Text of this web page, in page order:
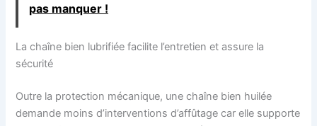
pas manquer !
La chaîne bien lubrifiée facilite l’entretien et assure la
sécurité
Outre la protection mécanique, une chaîne bien huilée
demande moins d’interventions d’affûtage car elle supporte